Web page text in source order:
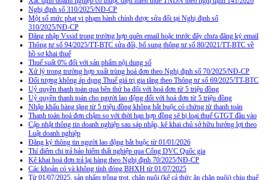
Nghị định số 310/2025/NĐ-CP
Một số mức phạt vi phạm hành chính được sửa đổi tại Nghị định số
310/2025/NĐ-CP
Đăng nhập Vssid trong trường hợp quên email hoặc trước đây chưa đăng ký email
Thông tư số 94/2025/TT-BTC sửa đổi, bổ sung thông tư số 80/2021/TT-BTC về
hồ sơ khai thuế
Thuế suất 0% đối với sản phẩm nội dung số
Xử lý trong trường hợp xuất trùng hoá đơn theo Nghị định số 70/2025/NĐ-CP
Đối tượng không áp dụng Thuế giá trị gia tăng theo Thông tư số 69/2025/TT-BTC
Uỷ quyền thanh toán qua bên thứ ba đối với hoá đơn từ 5 triệu đồng
Uỷ quyền thanh toán cho người lao động đối với hoá đơn từ 5 triệu đồng
Nhập khẩu hàng tặng từ 5 triệu đồng không bắt buộc có chứng từ thanh toán
Thanh toán hoá đơn chậm so với thời hạn hợp đồng sẽ bị loại thuế GTGT đầu vào
Cập nhật thông tin doanh nghiệp sau sáp nhập, kê khai chủ sở hữu hưởng lợi theo
Luật doanh nghiệp
Đăng ký thông tin người lao động bắt buộc từ 01/01/2026
Thí điểm chi trả bảo hiểm thất nghiệp qua Cổng DVC Quốc gia
Kê khai hoá đơn trả lại hàng theo Nghị định 70/2025/NĐ-CP
Các khoản có và không tính đóng BHXH từ 01/07/2025
Từ 01/07/2025, sản phẩm trồng trọt, chăn nuôi (kể cả thức ăn chăn nuôi) chịu thuế